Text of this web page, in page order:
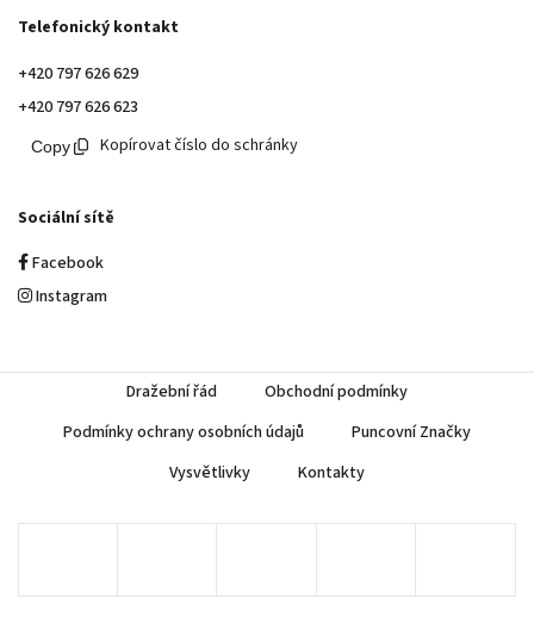
Telefonický kontakt
+420 797 626 629
+420 797 626 623
Kopírovat číslo do schránky
Sociální sítě
Facebook
Instagram
Dražební řád
Obchodní podmínky
Podmínky ochrany osobních údajů
Puncovní Značky
Vysvětlivky
Kontakty